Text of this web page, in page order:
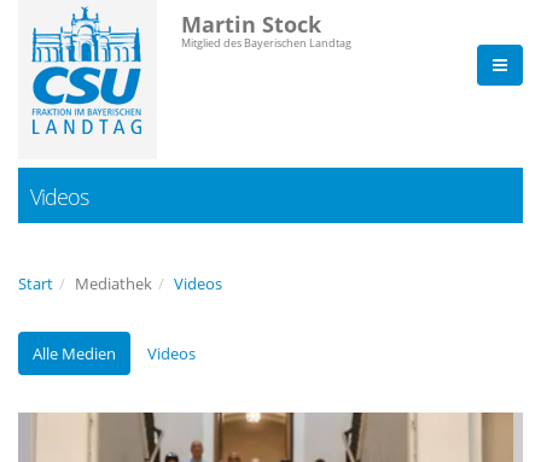
Martin Stock
Mitglied des Bayerischen Landtag
Videos
Start Mediathek Videos
Alle Medien Videos